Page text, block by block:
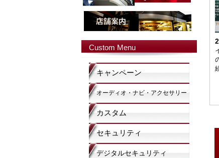
Custom Menu
キャンペーン
オーディオ・ナビ・アクセサリー
カスタム
セキュリティ
デジタルセキュリティ